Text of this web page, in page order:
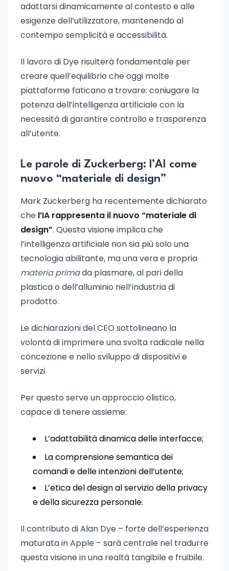
adattarsi dinamicamente al contesto e alle
esigenze dell’utilizzatore, mantenendo al
contempo semplicità e accessibilità.
Il lavoro di Dye risulterà fondamentale per
creare quell’equilibrio che oggi molte
piattaforme faticano a trovare: coniugare la
potenza dell’intelligenza artificiale con la
necessità di garantire controllo e trasparenza
all’utente.
Le parole di Zuckerberg: l’AI come
nuovo “materiale di design”
Mark Zuckerberg ha recentemente dichiarato
che l’IA rappresenta il nuovo “materiale di
design”. Questa visione implica che
l’intelligenza artificiale non sia più solo una
tecnologia abilitante, ma una vera e propria
materia primada plasmare, al pari della
plastica o dell’alluminio nell’industria di
prodotto.
Le dichiarazioni del CEO sottolineano la
volontà di imprimere una svolta radicale nella
concezione e nello sviluppo di dispositivi e
servizi.
Per questo serve un approccio olistico,
capace di tenere assieme:
L’adattabilità dinamica delle interfacce;
La comprensione semantica dei
comandi e delle intenzioni dell’utente;
L’etica del design al servizio della privacy
e della sicurezza personale.
Il contributo di Alan Dye – forte dell’esperienza
maturata in Apple – sarà centrale nel tradurre
questa visione in una realtà tangibile e fruibile.